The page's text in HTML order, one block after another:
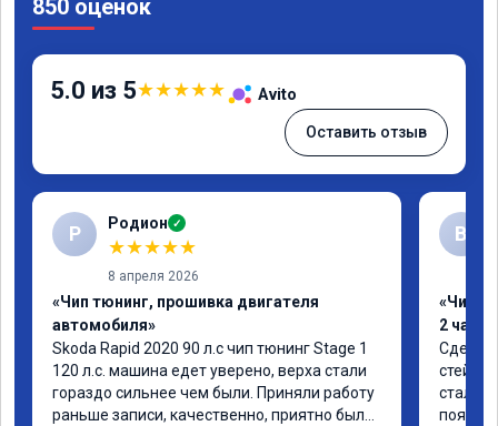
850 оценок
5.0 из 5★★★★★ Avito
Оставить отзыв
Р Родион ✓
★★★★★
8 апреля 2026
«Чип тюнинг, прошивка двигателя
автомобиля»
Skoda Rapid 2020 90 л.с чип тюнинг Stage 1
120 л.с. машина едет уверено, верха стали
гораздо сильнее чем были. Приняли работу
раньше записи, качественно, приятно было
В
«Чип
2 часа»
стала